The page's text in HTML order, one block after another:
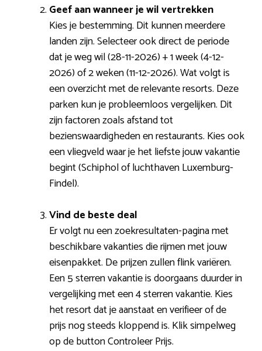
Geef aan wanneer je wil vertrekken
Kies je bestemming. Dit kunnen meerdere
landen zijn. Selecteer ook direct de periode
dat je weg wil (28-11-2026) + 1 week (4-12-
2026) of 2 weken (11-12-2026). Wat volgt is
een overzicht met de relevante resorts. Deze
parken kun je probleemloos vergelijken. Dit
zijn factoren zoals afstand tot
bezienswaardigheden en restaurants. Kies ook
een vliegveld waar je het liefste jouw vakantie
begint (Schiphol of luchthaven Luxemburg-
Findel).
Vind de beste deal
Er volgt nu een zoekresultaten-pagina met
beschikbare vakanties die rijmen met jouw
eisenpakket. De prijzen zullen flink variëren.
Een 5 sterren vakantie is doorgaans duurder in
vergelijking met een 4 sterren vakantie. Kies
het resort dat je aanstaat en verifieer of de
prijs nog steeds kloppend is. Klik simpelweg
op de button Controleer Prijs.